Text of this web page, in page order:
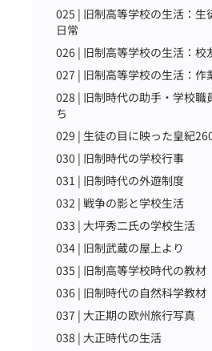
025 | 旧制高等学校の生活：生
日常
026 | 旧制高等学校の生活：校
027 | 旧制高等学校の生活：作
028 | 旧制時代の助手・学校職
ち
029 | 生徒の目に映った皇紀
030 | 旧制時代の学校行事
031 | 旧制時代の外遊制度
032 | 戦争の影と学校生活
033 | 大坪秀二氏の学校生活
034 | 旧制武蔵の屋上より
035 | 旧制高等学校時代の教材
036 | 旧制時代の自然科学教材
037 | 大正期の欧州旅行写真
038 | 大正時代の生活